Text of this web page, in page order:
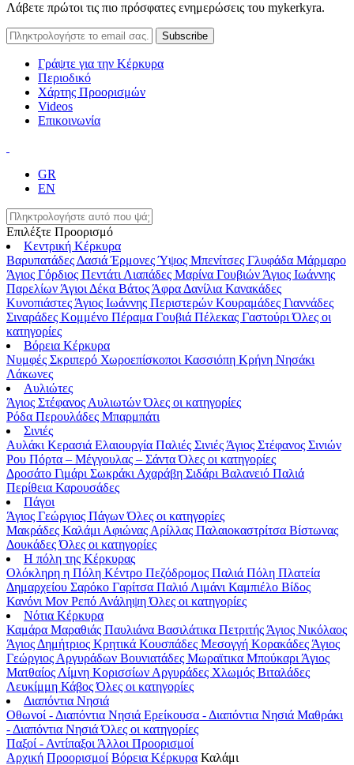
Λάβετε πρώτοι τις πιο πρόσφατες ενημερώσεις του mykerkyra.
Γράψτε για την Κέρκυρα
Περιοδικό
Χάρτης Προορισμών
Videos
Επικοινωνία
GR
EN
Επιλέξτε Προορισμό
Κεντρική Κέρκυρα
Βαρυπατάδες ΔασιάΈρμονεςΎψος Μπενίτσες Γλυφάδα Μάρμαρο
Άγιος Γόρδιος Πεντάτι Λιαπάδες Μαρίνα Γουβιών Άγιος Ιωάννης
Παρελίων Άγιοι Δέκα Βάτος Άφρα Δανίλια Κανακάδες
Κυνοπιάστες Άγιος Ιωάννης Περιστερών Κουραμάδες Γιαννάδες
Σιναράδες Κομμένο Πέραμα Γουβιά Πέλεκας ΓαστούριΌλες οι
κατηγορίες
Βόρεια Κέρκυρα
Νυμφές Σκριπερό Χωροεπίσκοποι Κασσιόπη Κρήνη Νησάκι
Λάκωνες
Αυλιώτες
Άγιος Στέφανος ΑυλιωτώνΌλες οι κατηγορίες
Ρόδα Περουλάδες Μπαρμπάτι
Σινιές
Αυλάκι Κερασιά Ελαιουργία Παλιές Σινιές Άγιος Στέφανος Σινιών
Ρου Πόρτα – Μέγγουλας – ΣάνταΌλες οι κατηγορίες
Δροσάτο Γιμάρι Σωκράκι Αχαράβη Σιδάρι Βαλανειό Παλιά
Περίθεια Καρουσάδες
Πάγοι
Άγιος Γεώργιος ΠάγωνΌλες οι κατηγορίες
Μακράδες Καλάμι Αφιώνας Αρίλλας Παλαιοκαστρίτσα Βίστωνας
ΔουκάδεςΌλες οι κατηγορίες
Η πόλη της Κέρκυρας
Ολόκληρη η Πόλη Κέντρο Πεζόδρομος Παλιά Πόλη Πλατεία
Δημαρχείου Σαρόκο Γαρίτσα Παλιό Λιμάνι Καμπιέλο Βίδος
Κανόνι Μον Ρεπό ΑνάληψηΌλες οι κατηγορίες
Νότια Κέρκυρα
Καμάρα Μαραθιάς Παυλιάνα Βασιλάτικα Πετριτής Άγιος Νικόλαος
Άγιος Δημήτριος Κρητικά Κουσπάδες Μεσογγή Κορακάδες Άγιος
Γεώργιος Αργυράδων Βουνιατάδες Μωραϊτικα Μπούκαρι Άγιος
Ματθαίος Λίμνη Κορισσίων Αργυράδες Χλωμός Βιταλάδες
Λευκίμμη ΚάβοςΌλες οι κατηγορίες
Διαπόντια Νησιά
Οθωνοί - Διαπόντια Νησιά Ερείκουσα - Διαπόντια Νησιά Μαθράκι
- Διαπόντια ΝησιάΌλες οι κατηγορίες
Παξοί - Αντίπαξοι Άλλοι Προορισμοί
Αρχική Προορισμοί Βόρεια Κέρκυρα Καλάμι